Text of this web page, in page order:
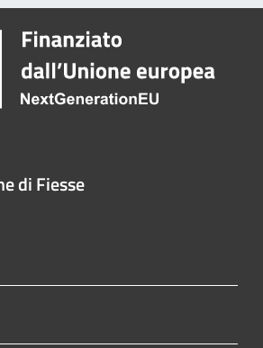
di Fiesse